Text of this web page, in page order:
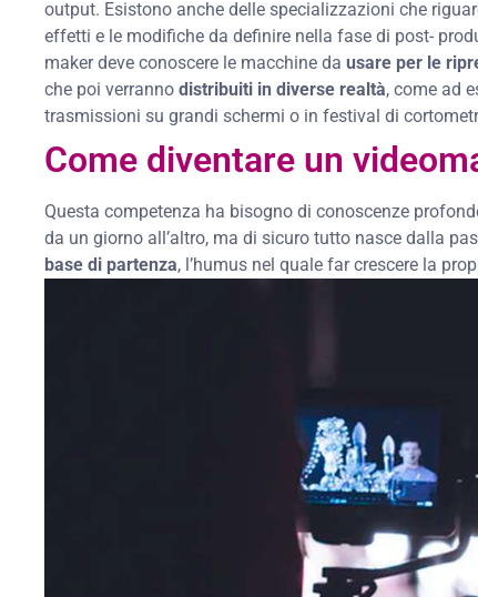
output. Esistono anche delle specializzazioni che
effetti e le modifiche da definire nella fase di post-
maker deve conoscere le macchine da usare per le
che poi verranno distribuiti in diverse realtà, come ad
trasmissioni su grandi schermi o in festival di
Come diventare un
Questa competenza ha bisogno di conoscenze
da un giorno all’altro, ma di sicuro tutto nasce dalla
base di partenza, l’humus nel quale far crescere la